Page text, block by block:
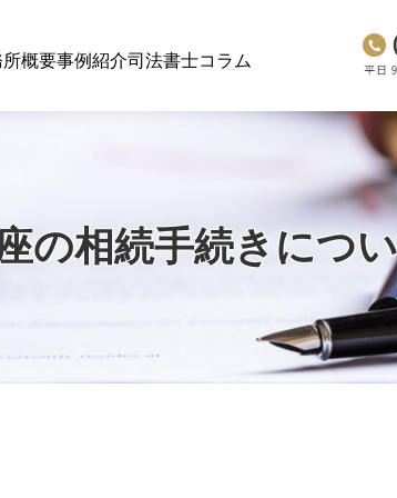
所概要事例紹介司法書士コラム
の相続手続きにつ